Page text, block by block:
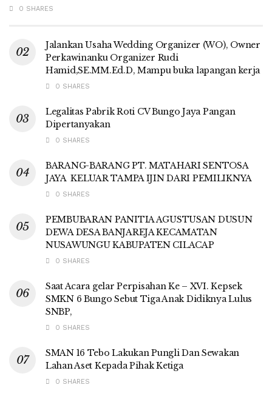
0 SHARES
Jalankan Usaha Wedding Organizer (WO), Owner
Perkawinanku Organizer Rudi
Hamid,SE.MM.Ed.D, Mampu buka lapangan kerja
0 SHARES
Legalitas Pabrik Roti CV Bungo Jaya Pangan
Dipertanyakan
0 SHARES
BARANG-BARANG PT. MATAHARI SENTOSA
JAYA KELUAR TAMPA IJIN DARI PEMILIKNYA
0 SHARES
PEMBUBARAN PANITIA AGUSTUSAN DUSUN
DEWA DESA BANJAREJA KECAMATAN
NUSAWUNGU KABUPATEN CILACAP
0 SHARES
Saat Acara gelar Perpisahan Ke – XVI. Kepsek
SMKN 6 Bungo Sebut Tiga Anak Didiknya Lulus
SNBP,
0 SHARES
SMAN 16 Tebo Lakukan Pungli Dan Sewakan
Lahan Aset Kepada Pihak Ketiga
0 SHARES